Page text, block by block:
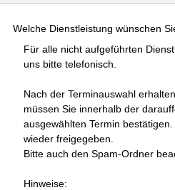
Welche Dienstleistung wünschen
Für alle nicht aufgeführten
uns bitte telefonisch.
Nach der Terminauswahl
müssen Sie innerhalb der
ausgewählten Termin
wieder freigegeben.
Bitte auch den Spam-Ordner
Hinweise: